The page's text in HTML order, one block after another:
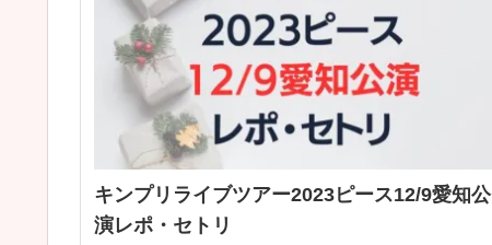
キンプリライブツアー2023ピース12/9愛知公
演レポ・セトリ